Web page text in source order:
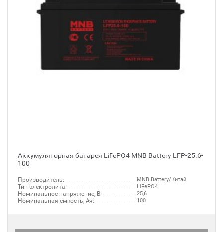
Аккумуляторная батарея LiFePO4 MNB Battery LFP-25.6-
100
Производитель: MNB Battery/Китай
Тип электролита: LiFePO4
Номинальное напряжение, В: 25,6
Номинальная емкость, Ач: 100